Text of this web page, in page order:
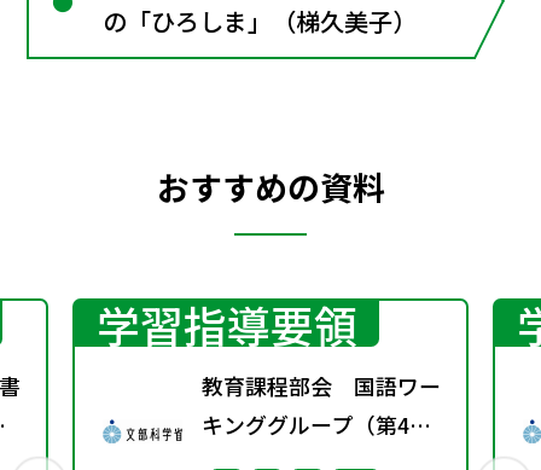
の「ひろしま」（梯久美子）
おすすめの資料
学習指導要領
教育課程部会 国語ワー
キンググループ（第4
回） 配付資料